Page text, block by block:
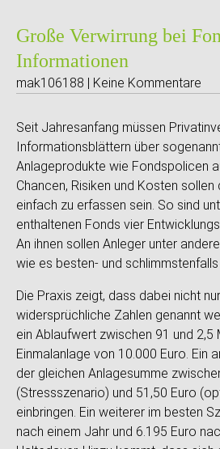
Große Verwirrung bei
Informationen
mak106188 | Keine Kommentare
Seit Jahresanfang müssen
Informationsblättern über
Anlageprodukte wie Fondspolicen
Chancen, Risiken und Kosten sollen
einfach zu erfassen sein. So sind
enthaltenen Fonds vier
An ihnen sollen Anleger unter
wie es besten- und
Die Praxis zeigt, dass dabei nicht
widersprüchliche Zahlen genannt
ein Ablaufwert zwischen 91 und 2,5
Einmalanlage von 10.000 Euro. Ein
der gleichen Anlagesumme
(Stressszenario) und 51,50 Euro
einbringen. Ein weiterer im besten
nach einem Jahr und 6.195 Euro